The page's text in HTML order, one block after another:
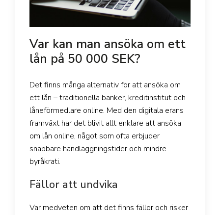
Var kan man ansöka om ett
lån på 50 000 SEK?
Det finns många alternativ för att ansöka om
ett lån – traditionella banker, kreditinstitut och
låneförmedlare online. Med den digitala erans
framväxt har det blivit allt enklare att ansöka
om lån online, något som ofta erbjuder
snabbare handläggningstider och mindre
byråkrati.
Fällor att undvika
Var medveten om att det finns fällor och risker